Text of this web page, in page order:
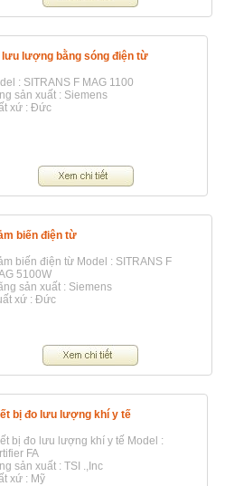
lượng bằng sóng điện từ
: SITRANS F MAG 1100
sản xuất : Siemens
xứ : Đức
biến điện từ
biến điện từ Model : SITRANS F
5100W
sản xuất : Siemens
xứ : Đức
bị đo lưu lượng khí y tế
bị đo lưu lượng khí y tế Model :
FA
sản xuất : TSI .,Inc
xứ : Mỹ